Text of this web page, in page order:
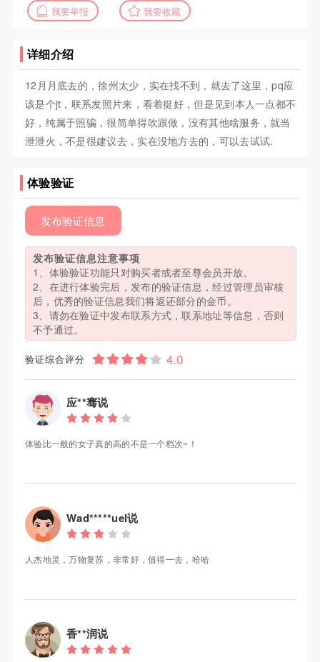
我要举报 我要收藏
详细介绍
12月月底去的，徐州太少，实在找不到，就去了这里，pq应
该是个jt，联系发照片来，看着挺好，但是见到本人一点都不
好，纯属于照骗，很简单得吹跟做，没有其他啥服务，就当
泄泄火，不是很建议去，实在没地方去的，可以去试试.
体验验证
发布验证信息
发布验证信息注意事项
1、体验验证功能只对购买者或者至尊会员开放。
2、在进行体验完后，发布的验证信息，经过管理员审核
后，优秀的验证信息我们将返还部分的金币。
3、请勿在验证中发布联系方式，联系地址等信息，否则
不予通过。
验证综合评分
应**骞说
体验比一般的女子真的高的不是一个档次~！
Wad*****uel说
人杰地灵，万物复苏，非常好，值得一去，哈哈
香**润说